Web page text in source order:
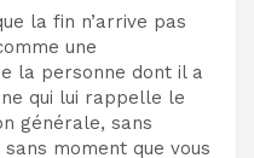
la fin n’arrive pas
une
la personne dont il a
qui lui rappelle le
générale, sans
moment que vous